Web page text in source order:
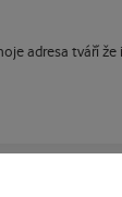
adresa tváří